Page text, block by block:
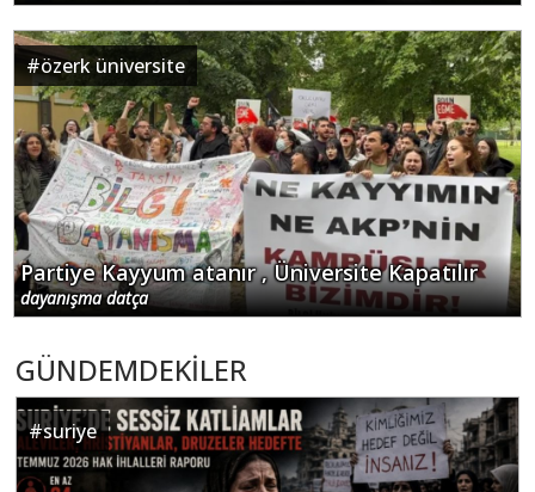
#özerk üniversite
Partiye Kayyum atanır , Üniversite Kapatılır
dayanışma datça
GÜNDEMDEKİLER
#suriye